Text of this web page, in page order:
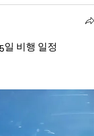
일 비행 일정